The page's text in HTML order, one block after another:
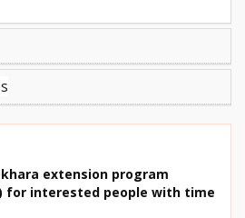
extension program
for interested people with time